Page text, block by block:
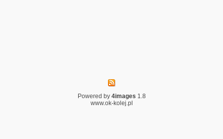
Powered by 4images 1.8
www.ok-kolej.pl